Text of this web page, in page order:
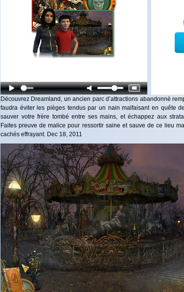
Découvrez Dreamland, un ancien parc d’attractions abandonné
faudra éviter les pièges tendus par un nain malfaisant en quête
sauver votre frère tombé entre ses mains, et échappez aux
Faites preuve de malice pour ressortir saine et sauve de ce lieu
cachés effrayant. Dec 18, 2011